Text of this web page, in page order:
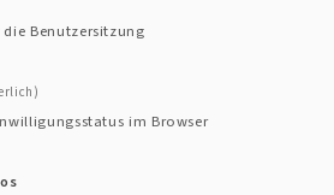
Schleching
lädt zu einem
Benutzersitzung
im Browser